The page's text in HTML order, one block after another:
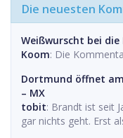
Die neuesten
Weißwurscht bei die
Koom: Die
Dortmund öffnet
– MX
tobit: Brandt ist seit
gar nichts geht. Erst